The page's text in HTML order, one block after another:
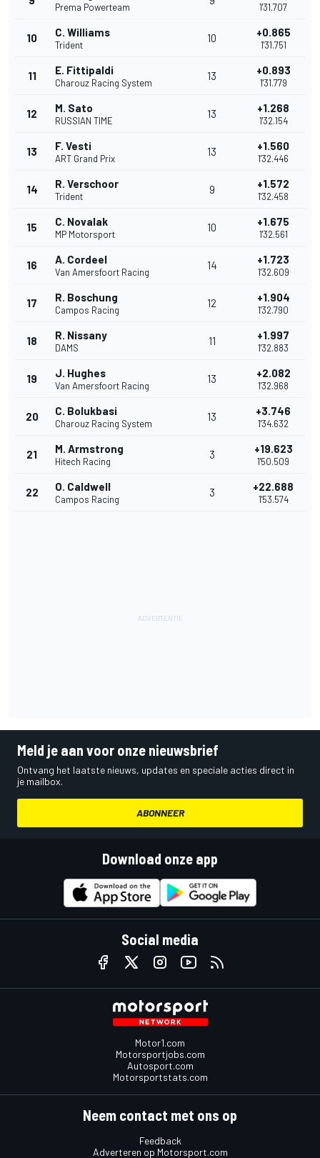
Prema Powerteam 1'31.707
10 C. Williams
Trident
10 +0.865
1'31.751
11 E. Fittipaldi
Charouz Racing System
13 +0.893
1'31.779
12 M. Sato
RUSSIAN TIME
13 +1.268
1'32.154
13 F. Vesti
ART Grand Prix
13 +1.560
1'32.446
14 R. Verschoor
Trident
9 +1.572
1'32.458
15 C. Novalak
MP Motorsport
10 +1.675
1'32.561
16 A. Cordeel
Van Amersfoort Racing
14 +1.723
1'32.609
17 R. Boschung
Campos Racing
12 +1.904
1'32.790
18 R. Nissany
DAMS
11 +1.997
1'32.883
19 J. Hughes
Van Amersfoort Racing
13 +2.082
1'32.968
20 C. Bolukbasi
Charouz Racing System
13 +3.746
1'34.632
21 M. Armstrong
Hitech Racing
3 +19.623
1'50.509
22 O. Caldwell
Campos Racing
3 +22.688
1'53.574
Meld je aan voor onze nieuwsbrief
Ontvang het laatste nieuws, updates en speciale acties direct in
je mailbox.
ABONNEER
Download onze app
Social media
Motor1.com
Motorsportjobs.com
Autosport.com
Motorsportstats.com
Neem contact met ons op
Feedback
Adverteren op Motorsport.com